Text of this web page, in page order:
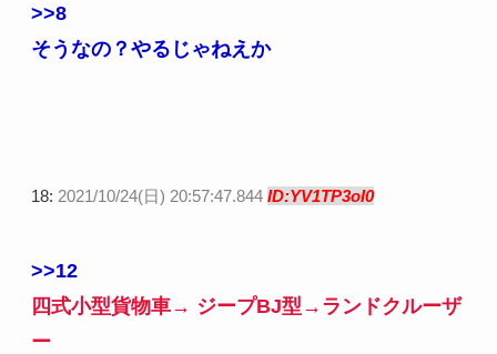
>>8
そうなの？やるじゃねえか
18: 2021/10/24(日) 20:57:47.844 ID:YV1TP3oI0
>>12
四式小型貨物車→ ジープBJ型→ランドクルーザ
ー